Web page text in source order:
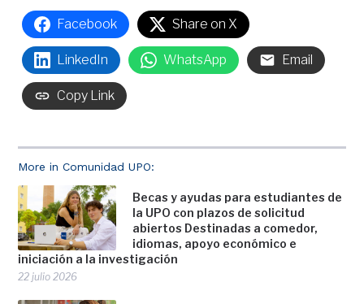
More in Comunidad UPO:
Becas y ayudas para estudiantes de
la UPO con plazos de solicitud
abiertos Destinadas a comedor,
idiomas, apoyo económico e
iniciación a la investigación
22 julio 2026
Facebook Share on X
LinkedIn WhatsApp Email
Copy Link